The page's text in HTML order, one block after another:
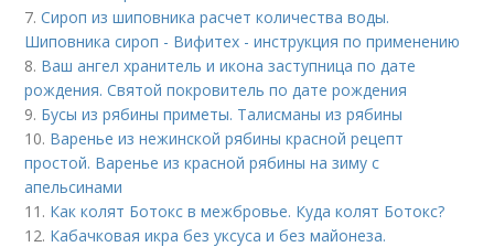
7.Сироп из шиповника расчет количества воды.
Шиповника сироп - Вифитех - инструкция по применению
8. Ваш ангел хранитель и икона заступница по дате
рождения. Святой покровитель по дате рождения
9. Бусы из рябины приметы. Талисманы из рябины
10. Варенье из нежинской рябины красной рецепт
простой. Варенье из красной рябины на зиму с
апельсинами
11. Как колят Ботокс в межбровье. Куда колят Ботокс?
12. Кабачковая икра без уксуса и без майонеза.